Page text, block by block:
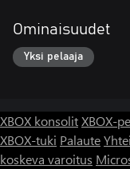
Ominaisuudet
Yksi pelaaja
XBOX konsolitXBOX-
XBOX-tuki Palaute
koskeva varoitus